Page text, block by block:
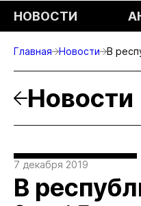
НОВОСТИ
Главная Новости В
Новости
7 декабря 2019
В